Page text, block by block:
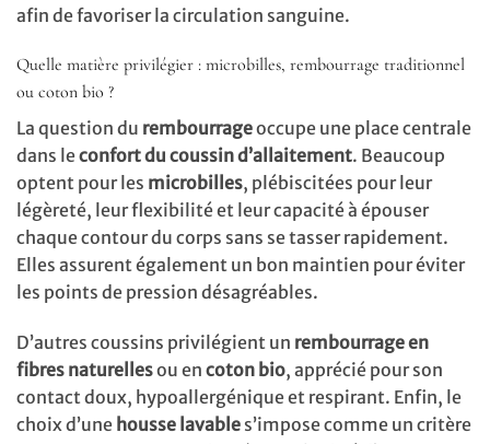
afin de favoriser la circulation sanguine.
Quelle matière privilégier : microbilles, rembourrage traditionnel
ou coton bio ?
La question du rembourrageoccupe une place centrale
dans leconfort du coussin d’allaitement. Beaucoup
optent pour les microbilles, plébiscitées pour leur
légèreté, leur flexibilité et leur capacité à épouser
chaque contour du corps sans se tasser rapidement.
Elles assurent également un bon maintien pour éviter
les points de pression désagréables.
D’autres coussins privilégient un rembourrage en
fibres naturellesou en coton bio, apprécié pour son
contact doux, hypoallergénique et respirant. Enfin, le
choix d’une housse lavable s’impose comme un critère